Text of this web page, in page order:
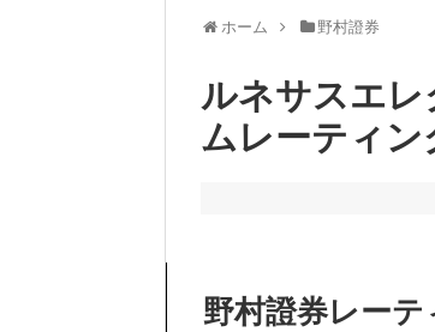
ホーム 野村證券
ルネサスエ
ムレーティン
野村證券レーテ